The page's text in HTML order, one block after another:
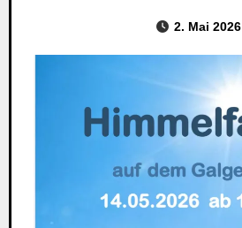
2. Mai 2026